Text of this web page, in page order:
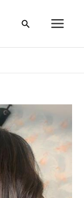
Buscar